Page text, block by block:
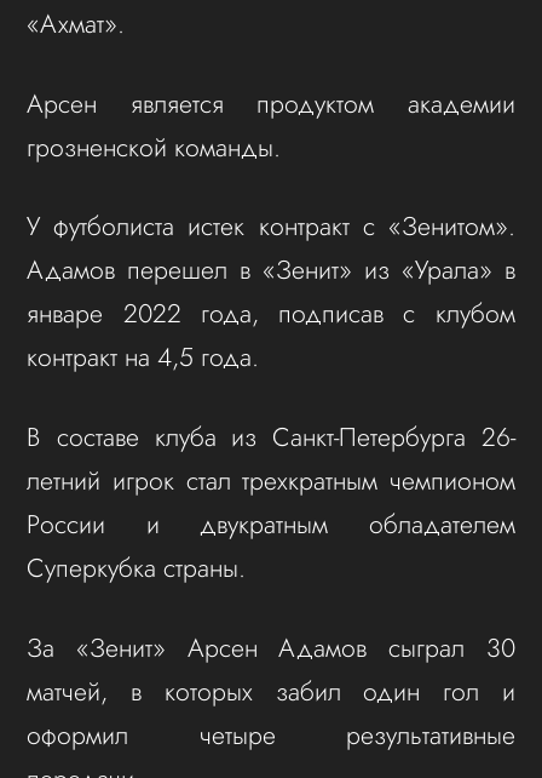
«Ахмат».
Арсен является продуктом академии
грозненской команды.
У футболиста истек контракт с «Зенитом».
Адамов перешел в «Зенит» из «Урала» в
январе 2022 года, подписав с клубом
контракт на 4,5 года.
В составе клуба из Санкт-Петербурга 26-
летний игрок стал трехкратным чемпионом
России и двукратным обладателем
Суперкубка страны.
За «Зенит» Арсен Адамов сыграл 30
матчей, в которых забил один гол и
оформил четыре результативные